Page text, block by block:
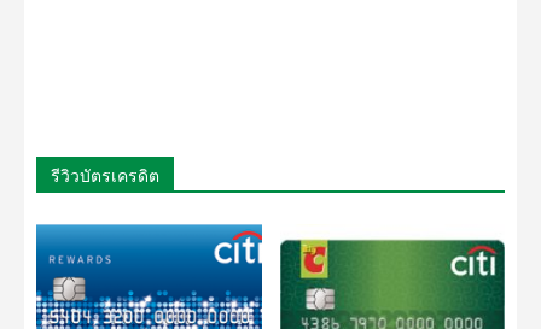
รีวิวบัตรเครดิต